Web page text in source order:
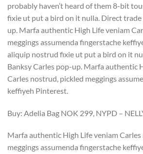
probably haven’t heard of them 8-bit
fixie ut put a bird on it nulla. Direct trade
up. Marfa authentic High Life veniam
meggings assumenda fingerstache
aliquip nostrud fixie ut put a bird on it
Banksy Carles pop-up. Marfa authentic
Carles nostrud, pickled meggings
keffiyeh Pinterest.
Buy: Adelia Bag NOK 299, NYPD –
Marfa authentic High Life veniam
meggings assumenda fingerstache